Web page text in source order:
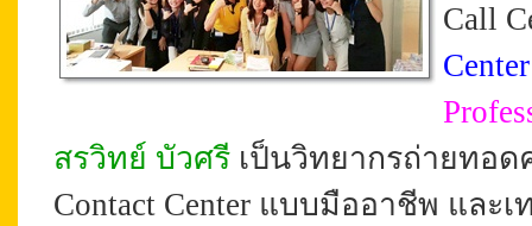
Call
สรวิทย์ บัวศรี เป็นวิทยากรถ่ายทอด
Contact Center แบบมืออาชีพ แล